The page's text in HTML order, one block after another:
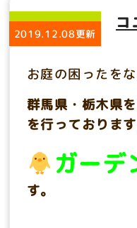
2019.12.08更新
お庭の困ったを
群馬県・栃木県
を行っております
ガーデ
す。